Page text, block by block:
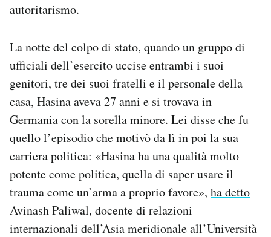
autoritarismo.
La notte del colpo di stato, quando un gruppo di
ufficiali dell’esercito uccise entrambi i suoi
genitori, tre dei suoi fratelli e il personale della
casa, Hasina aveva 27 anni e si trovava in
Germania con la sorella minore. Lei disse che fu
quello l’episodio che motivò da lì in poi la sua
carriera politica: «Hasina ha una qualità molto
potente come politica, quella di saper usare il
trauma come un’arma a proprio favore», ha detto
Avinash Paliwal, docente di relazioni
internazionali dell’Asia meridionale all’Università